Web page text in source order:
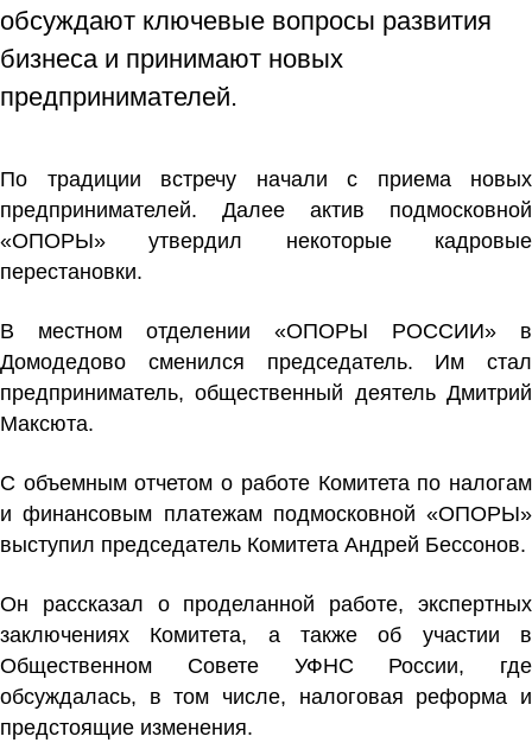
обсуждают ключевые вопросы развития
бизнеса и принимают новых
предпринимателей.
По традиции встречу начали с приема новых
предпринимателей. Далее актив подмосковной
«ОПОРЫ» утвердил некоторые кадровые
перестановки.
В местном отделении «ОПОРЫ РОССИИ» в
Домодедово сменился председатель. Им стал
предприниматель, общественный деятель Дмитрий
Максюта.
С объемным отчетом о работе Комитета по налогам
и финансовым платежам подмосковной «ОПОРЫ»
выступил председатель Комитета Андрей Бессонов.
Он рассказал о проделанной работе, экспертных
заключениях Комитета, а также об участии в
Общественном Совете УФНС России, где
обсуждалась, в том числе, налоговая реформа и
предстоящие изменения.